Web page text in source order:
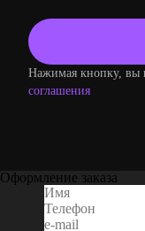
Нажимая кнопку, вы
соглашения
Оформление заказа